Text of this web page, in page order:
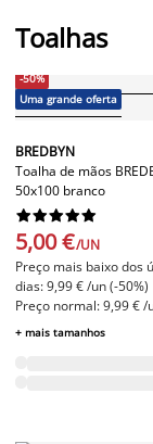
suavidade e
Toalhas
-50%
Uma grande oferta
BREDBYN
Toalha de mãos
50x100 branco






5,00 €/UN
Preço mais baixo dos
dias: 9,99 € /un (-50%)
Preço normal: 9,99 € /
+ mais tamanhos